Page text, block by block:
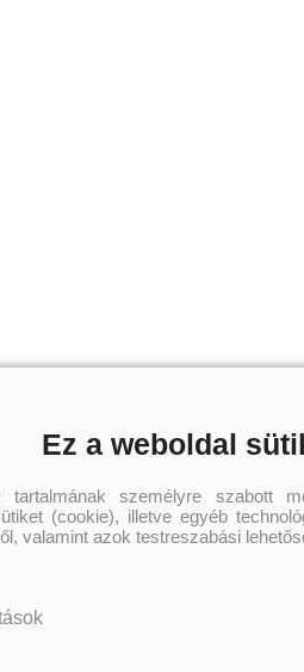
Ez a weboldal
tartalmának személyre szabott
(cookie), illetve egyéb
valamint azok testreszabási